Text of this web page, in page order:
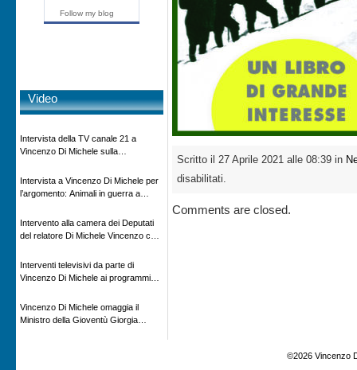
Follow my blog
Video
Intervista della TV canale 21 a
Vincenzo Di Michele sulla
Intervista a Vincenzo Di Michele per
l’argomento: Animali in guerra a
in onda su Espansione TV
Intervento alla camera dei Deputati
del relatore Di Michele Vincenzo con
impatto ambientale e problematiche
sui veicoli storici e trattori d’epoca
Interventi televisivi da parte di
Vincenzo Di Michele ai programmi
rivisitazione della storia
Vincenzo Di Michele omaggia il
Ministro della Gioventù Giorgia
Scritto il 27 Aprile 2021 alle 08:39 in
disabilitati.
Comments are closed.
©2026 Vincenzo